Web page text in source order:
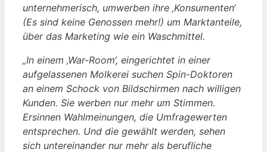
unternehmerisch, umwerben ihre ‚Konsumenten‘
(Es sind keine Genossen mehr!) um Marktanteile,
über das Marketing wie ein Waschmittel.
„In einem ‚War-Room‘, eingerichtet in einer
aufgelassenen Molkerei suchen Spin-Doktoren
an einem Schock von Bildschirmen nach willigen
Kunden. Sie werben nur mehr um Stimmen.
Ersinnen Wahlmeinungen, die Umfragewerten
entsprechen. Und die gewählt werden, sehen
sich untereinander nur mehr als berufliche